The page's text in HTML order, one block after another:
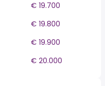
€ 19.700
€ 19.800
€ 19.900
€ 20.000